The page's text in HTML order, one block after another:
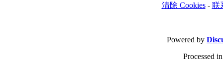
清除 Cookies- 联
Powered by
Processed